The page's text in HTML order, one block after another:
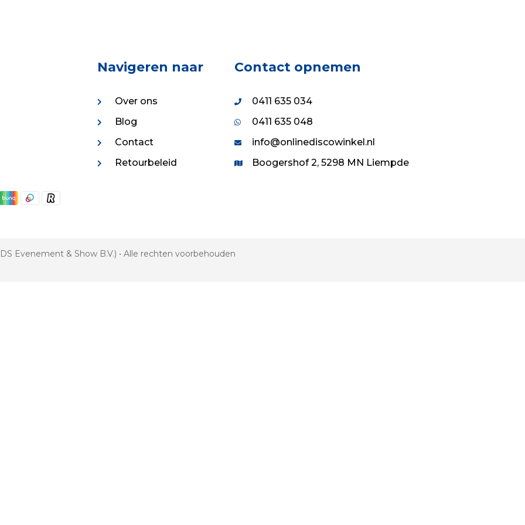
Navigeren naar
Over ons
Blog
Contact
Retourbeleid
Contact opnemen
0411 635 034
0411 635 048
info@onlinediscowinkel.nl
Boogershof 2, 5298 MN Liempde
Evenement & Show B.V.) • Alle rechten voorbehouden